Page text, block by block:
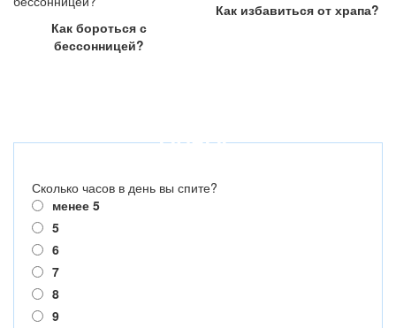
Как бороться с
бессонницей?
Как избавиться от храпа?
ОПРОС
Сколько часов в день вы спите?
менее 5
5
6
7
8
9